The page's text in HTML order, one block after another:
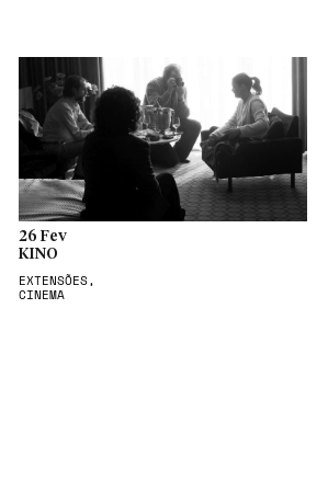
26 Fev
KINO
EXTENSÕES,
CINEMA